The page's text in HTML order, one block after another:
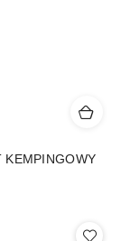
KEMPINGOWY